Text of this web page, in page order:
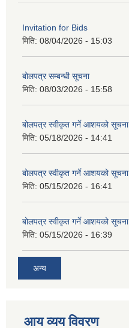
Invitation for Bids
मिति: 08/04/2026 - 15:03
बोलपत्र सम्बन्धी सूचना
मिति: 08/03/2026 - 15:58
बोलपत्र स्वीकृत गर्ने आशयको सूचना
मिति: 05/18/2026 - 14:41
बोलपत्र स्वीकृत गर्ने आशयको सूचना
मिति: 05/15/2026 - 16:41
बोलपत्र स्वीकृत गर्ने आशयको सूचना
मिति: 05/15/2026 - 16:39
अन्य
आय व्यय विवरण